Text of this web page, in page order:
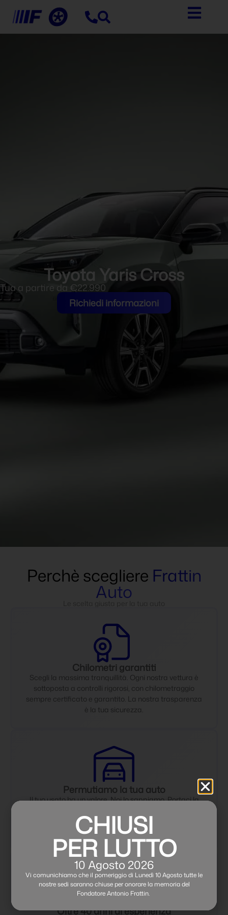
Toyota Yaris Cross
Tua a partire da €22.990
Richiedi informazioni
Toyota Yaris Cross
Tua a partire da €22.990
Perchè scegliere Frattin
Auto
Chilometri garantiti
Scegli la massima tranquillità. Ogni nostra vettura è
sottoposta a controlli rigorosi, con chilometraggio
sempre certificato e garantito. La nostra trasparenza
è la tua sicurezza.
Permutiamo la tua auto
Il tuo usato ha un valore. Noi lo sappiamo. Portaci la
vantaggiosa per la tua permuta. Passa al nuovo
modello senza pensieri.
Oltre 40 anni di esperienza
CHIUSI
PER LUTTO
10 Agosto 2026
Vi comunichiamo che il pomeriggio di Lunedì 10 Agosto tutte le
nostre sedi saranno chiuse per onorare la memoria del
Fondatore Antonio Frattin.